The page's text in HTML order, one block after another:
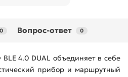
0 Вопрос-ответ 0
BLE 4.0 DUAL объединяет в себе
прибор и маршрутный